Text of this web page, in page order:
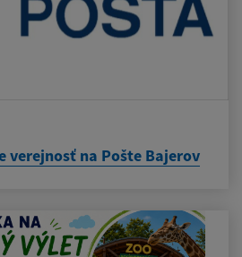
verejnosť na Pošte Bajerov